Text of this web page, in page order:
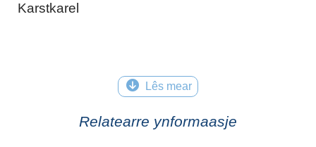
Karstkarel
Lês mear
Relatearre ynformaasje